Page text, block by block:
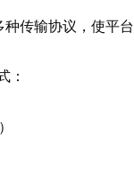
种传输协议，使平
：